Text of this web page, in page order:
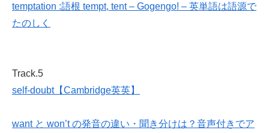
temptation :語根 tempt, tent – Gogengo! – 英単語は語源で
たのしく
Track.5
self-doubt【Cambridge英英】
want と won’t の発音の違い・聞き分けは？音声付きでア